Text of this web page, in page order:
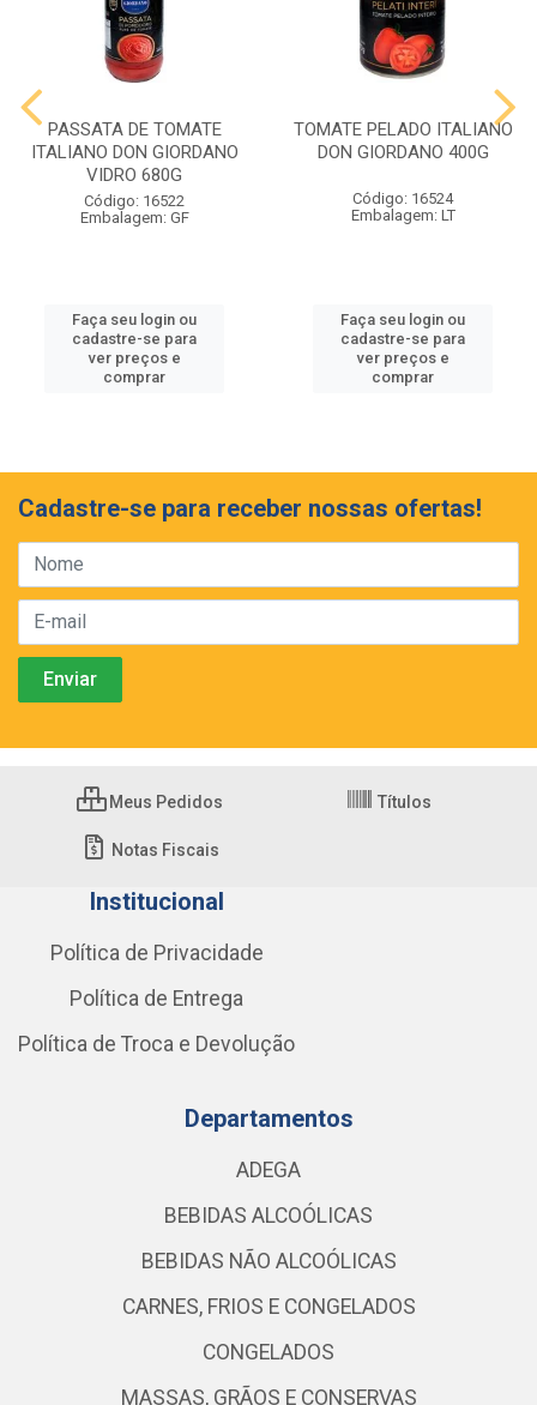
PASSATA DE TOMATE
ITALIANO DON GIORDANO
VIDRO 680G
Código: 16522
Embalagem: GF
Faça seu login ou
cadastre-se para
ver preços e
comprar
TOMATE PELADO ITALIANO
DON GIORDANO 400G
Código: 16524
Embalagem: LT
Faça seu login ou
cadastre-se para
ver preços e
comprar
Cadastre-se para receber nossas ofertas!
Meus Pedidos Títulos
Notas Fiscais
Institucional
Política de Privacidade
Política de Entrega
Política de Troca e Devolução
Departamentos
ADEGA
BEBIDAS ALCOÓLICAS
BEBIDAS NÃO ALCOÓLICAS
CARNES, FRIOS E CONGELADOS
CONGELADOS
MASSAS, GRÃOS E CONSERVAS